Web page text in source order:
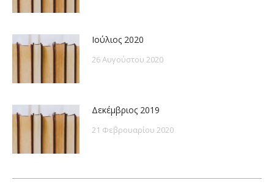
Ιούλιος 2020
26 Αυγούστου 2020
Δεκέμβριος 2019
21 Φεβρουαρίου 2020